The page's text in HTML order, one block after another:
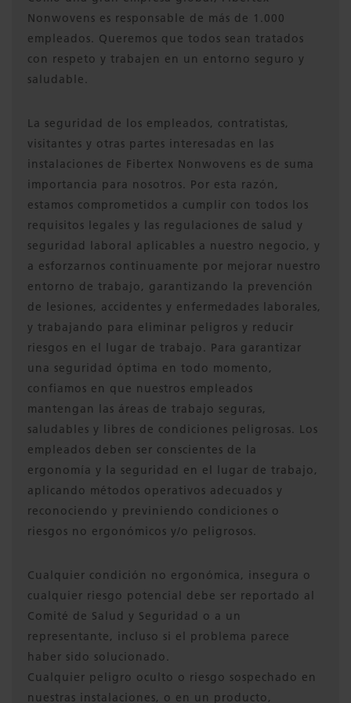
Nonwovens es responsable de más de 1.000
empleados. Queremos que todos sean tratados
con respeto y trabajen en un entorno seguro y
saludable.
La seguridad de los empleados, contratistas,
visitantes y otras partes interesadas en las
instalaciones de Fibertex Nonwovens es de suma
importancia para nosotros. Por esta razón,
estamos comprometidos a cumplir con todos los
requisitos legales y las regulaciones de salud y
seguridad laboral aplicables a nuestro negocio, y
a esforzarnos continuamente por mejorar nuestro
entorno de trabajo, garantizando la prevención
de lesiones, accidentes y enfermedades laborales,
y trabajando para eliminar peligros y reducir
riesgos en el lugar de trabajo. Para garantizar
una seguridad óptima en todo momento,
confiamos en que nuestros empleados
mantengan las áreas de trabajo seguras,
saludables y libres de condiciones peligrosas. Los
empleados deben ser conscientes de la
ergonomía y la seguridad en el lugar de trabajo,
aplicando métodos operativos adecuados y
reconociendo y previniendo condiciones o
riesgos no ergonómicos y/o peligrosos.
Cualquier condición no ergonómica, insegura o
cualquier riesgo potencial debe ser reportado al
Comité de Salud y Seguridad o a un
representante, incluso si el problema parece
haber sido solucionado.
Cualquier peligro oculto o riesgo sospechado en
nuestras instalaciones, o en un producto,